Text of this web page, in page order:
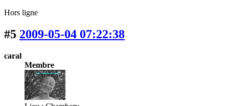
Hors ligne
#5 2009-05-04 07:22:38
caral
Membre